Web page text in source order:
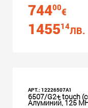
74400€
145514ЛВ.
АРТ.: 12226507A1
6507/G2+ touch
Алуминий, 125